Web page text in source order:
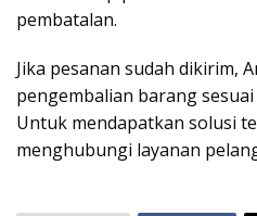
pembatalan.
Jika pesanan sudah dikirim,
pengembalian barang
Untuk mendapatkan solusi
menghubungi layanan